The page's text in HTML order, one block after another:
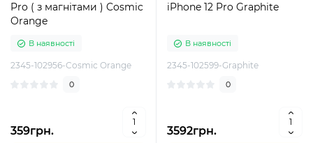
Pro ( з магнітами ) Cosmic
Orange
В наявності
2345-102956-Cosmic Orange
0
359грн.
iPhone 12 Pro Graphite
В наявності
2345-102599-Graphite
0
3592грн.